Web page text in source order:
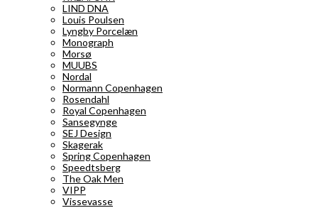
LIND DNA
Louis Poulsen
Lyngby Porcelæn
Monograph
Morsø
MUUBS
Nordal
Normann Copenhagen
Rosendahl
Royal Copenhagen
Sansegynge
SEJ Design
Skagerak
Spring Copenhagen
Speedtsberg
The Oak Men
VIPP
Vissevasse